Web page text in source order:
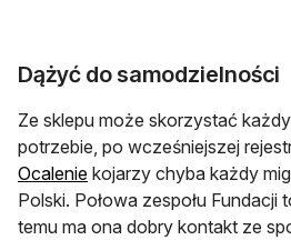
Dążyć do samodzielności
Ze sklepu może skorzystać
potrzebie, po wcześniejszej
Ocalenie kojarzy chyba każdy
Polski. Połowa zespołu
temu ma ona dobry kontakt ze